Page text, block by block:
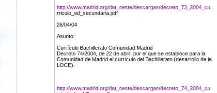
http://www.madrid.org/dat_oeste/descargas/decreto_73_2004_cu
rriculo_ed_secundaria.pdf
26/04/04
Asunto:
Currículo Bachillerato Comunidad Madrid
Decreto 74/2004, de 22 de abril, por el que se establece para la
Comunidad de Madrid el currículo del Bachillerato (desarrollo de la
LOCE).
http://www.madrid.org/dat_oeste/descargas/decreto_74_2004_cu